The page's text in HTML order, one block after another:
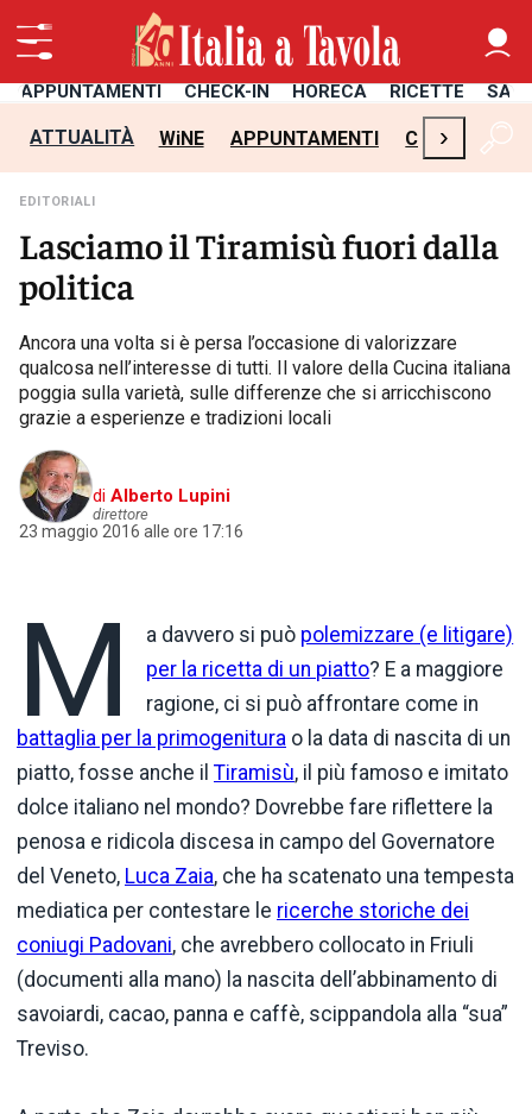
APPUNTAMENTI CHECK-IN HORECA RICETTE
ATTUALITÀ WiNE APPUNTAMENTI CHECK-IN
›
EDITORIALI
Lasciamo il Tiramisù fuori dalla
politica
Ancora una volta si è persa l’occasione di valorizzare
qualcosa nell’interesse di tutti. Il valore della Cucina italiana
poggia sulla varietà, sulle differenze che si arricchiscono
grazie a esperienze e tradizioni locali
di Alberto Lupini
direttore
23 maggio 2016 alle ore 17:16
M a davvero si può polemizzare (e litigare)
per la ricetta di un piatto? E a maggiore
ragione, ci si può affrontare come in
battaglia per la primogenitura o la data di nascita di un
piatto, fosse anche il Tiramisù, il più famoso e imitato
dolce italiano nel mondo? Dovrebbe fare riflettere la
penosa e ridicola discesa in campo del Governatore
del Veneto, Luca Zaia, che ha scatenato una tempesta
mediatica per contestare le ricerche storiche dei
coniugi Padovani, che avrebbero collocato in Friuli
(documenti alla mano) la nascita dell’abbinamento di
savoiardi, cacao, panna e caffè, scippandola alla “sua”
Treviso.